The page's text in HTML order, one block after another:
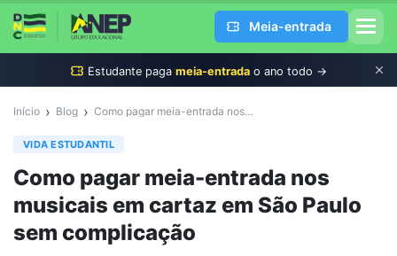
Meia-entrada
Estudante paga meia-entrada o ano todo →
Início › Blog › Como pagar meia-entrada nos musicais em cartaz em São Paulo sem complicação
VIDA ESTUDANTIL
Como pagar meia-entrada nos
musicais em cartaz em São Paulo
sem complicação